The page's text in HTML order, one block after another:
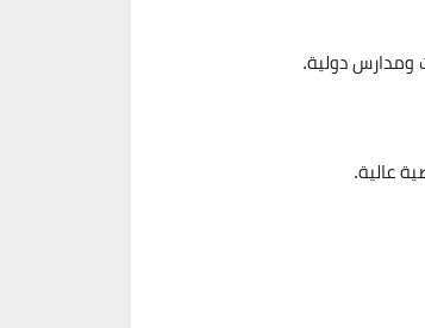
ومدارس دولية.
عالية.